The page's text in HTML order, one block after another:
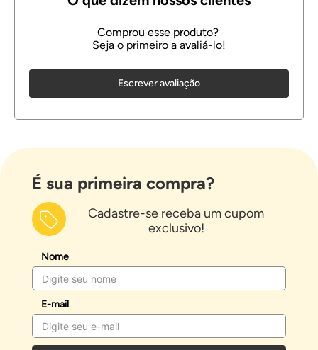
Escrever avaliação
É sua primeira compra?
Cadastre-se receba um cupom
exclusivo!
Nome
E-mail